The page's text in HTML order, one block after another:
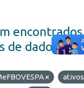
encontrados
de dados
ativos